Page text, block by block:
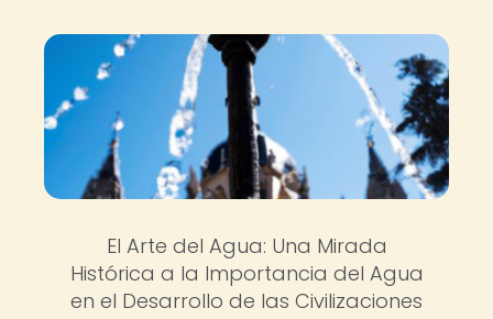
El Arte del Agua: Una Mirada
Histórica a la Importancia del Agua
en el Desarrollo de las Civilizaciones